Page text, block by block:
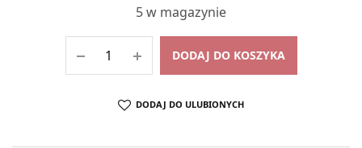
5 w magazynie
DODAJ DO KOSZYKA
DODAJ DO ULUBIONYCH